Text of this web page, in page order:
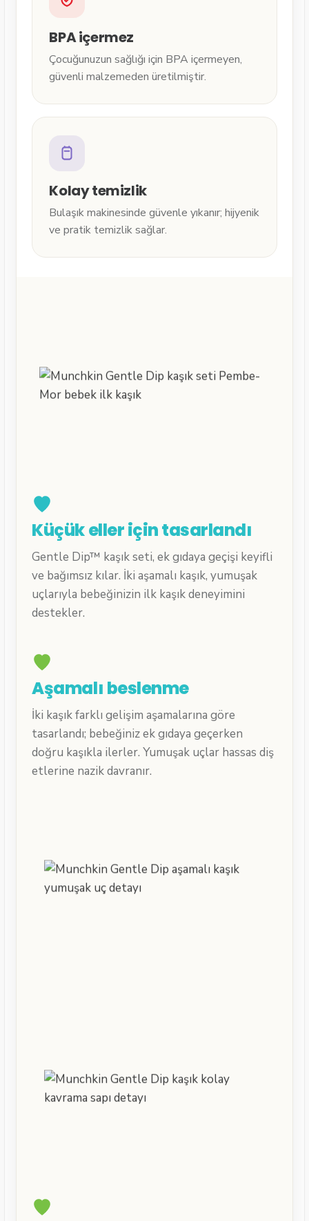
BPA içermez
Çocuğunuzun sağlığı için BPA içermeyen,
güvenli malzemeden üretilmiştir.
Kolay temizlik
Bulaşık makinesinde güvenle yıkanır; hijyenik
ve pratik temizlik sağlar.
Küçük eller için tasarlandı
Gentle Dip™ kaşık seti, ek gıdaya geçişi keyifli
ve bağımsız kılar. İki aşamalı kaşık, yumuşak
uçlarıyla bebeğinizin ilk kaşık deneyimini
destekler.
Aşamalı beslenme
İki kaşık farklı gelişim aşamalarına göre
tasarlandı; bebeğiniz ek gıdaya geçerken
doğru kaşıkla ilerler. Yumuşak uçlar hassas diş
etlerine nazik davranır.